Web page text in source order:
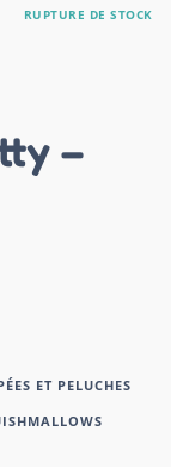
RUPTURE DE STOCK
–
ET PELUCHES